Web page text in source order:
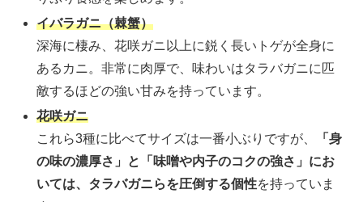
イバラガニ（棘蟹）
深海に棲み、花咲ガニ以上に鋭く長いトゲが全身に
あるカニ。非常に肉厚で、味わいはタラバガニに匹
敵するほどの強い甘みを持っています。
花咲ガニ
これら3種に比べてサイズは一番小ぶりですが、
「身
の味の濃厚さ」と「味噌や内子のコクの強さ」にお
いては、タラバガニらを圧倒する個性を持っていま